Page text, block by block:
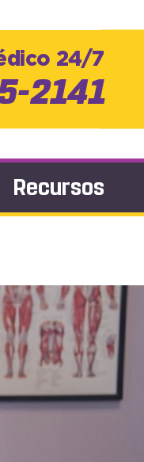
24/7
2141
Recursos